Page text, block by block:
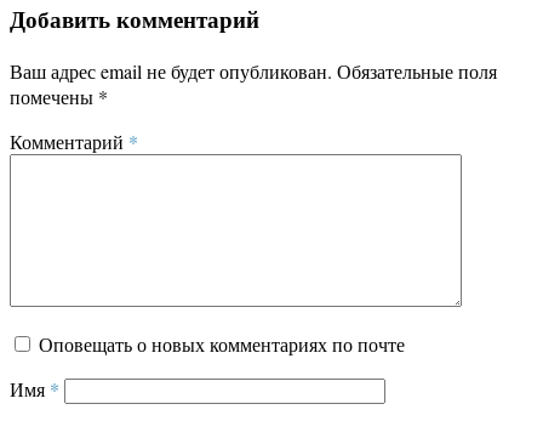
Добавить комментарий
Ваш адрес email не будет опубликован. Обязательные поля
помечены *
Комментарий *
Оповещать о новых комментариях по почте
Имя *